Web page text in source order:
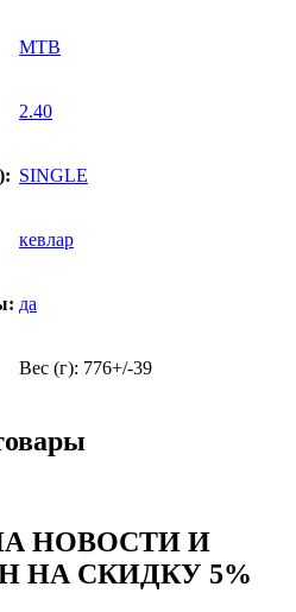
MTB
2.40
SINGLE
кевлар
да
Вес (г): 776+/-39
НОВОСТИ И
НА СКИДКУ 5%